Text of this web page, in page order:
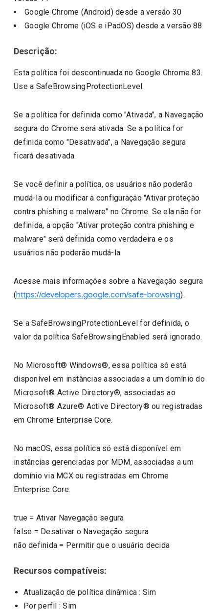
Google Chrome (Android)desde a versão 30
Google Chrome (iOS e iPadOS)desde a versão88
Descrição:
Esta política foi descontinuada no Google Chrome 83.
Use a SafeBrowsingProtectionLevel.
Se a política for definida como "Ativada", a Navegação
segura do Chrome será ativada. Se a política for
definida como "Desativada", a Navegação segura
ficará desativada.
Se você definir a política, os usuários não poderão
mudá-la ou modificar a configuração "Ativar proteção
contra phishing e malware" no Chrome. Se ela não for
definida, a opção "Ativar proteção contra phishing e
malware" será definida como verdadeira e os
usuários não poderão mudá-la.
Acesse mais informações sobre a Navegação segura
(https://developers.google.com/safe-browsing).
Se a SafeBrowsingProtectionLevel for definida, o
valor da política SafeBrowsingEnabled será ignorado.
No Microsoft® Windows®, essa política só está
disponível em instâncias associadas a um domínio do
Microsoft® Active Directory®, associadas ao
Microsoft® Azure® Active Directory® ou registradas
em Chrome Enterprise Core.
No macOS, essa política só está disponível em
instâncias gerenciadas por MDM, associadas a um
domínio via MCX ou registradas em Chrome
Enterprise Core.
true = Ativar Navegação segura
false = Desativar o Navegação segura
não definida = Permitir que o usuário decida
Recursos compatíveis:
Atualização de política dinâmica : Sim
Por perfil : Sim